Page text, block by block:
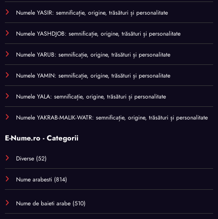
Numele YASIR: semnificație, origine, trăsături și personalitate
Numele YASHDJOB: semnificație, origine, trăsături și personalitate
Numele YARUB: semnificație, origine, trăsături și personalitate
Numele YAMIN: semnificație, origine, trăsături și personalitate
Numele YALA: semnificație, origine, trăsături și personalitate
Numele YAKRAB-MALIK-WATR: semnificație, origine, trăsături și personalitate
E-Nume.ro - Categorii
Diverse (52)
Nume arabesti (814)
Nume de baieti arabe (510)